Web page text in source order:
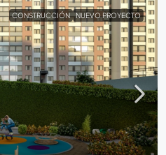
CONSTRUCCIÓN NUEVO PROYECTO